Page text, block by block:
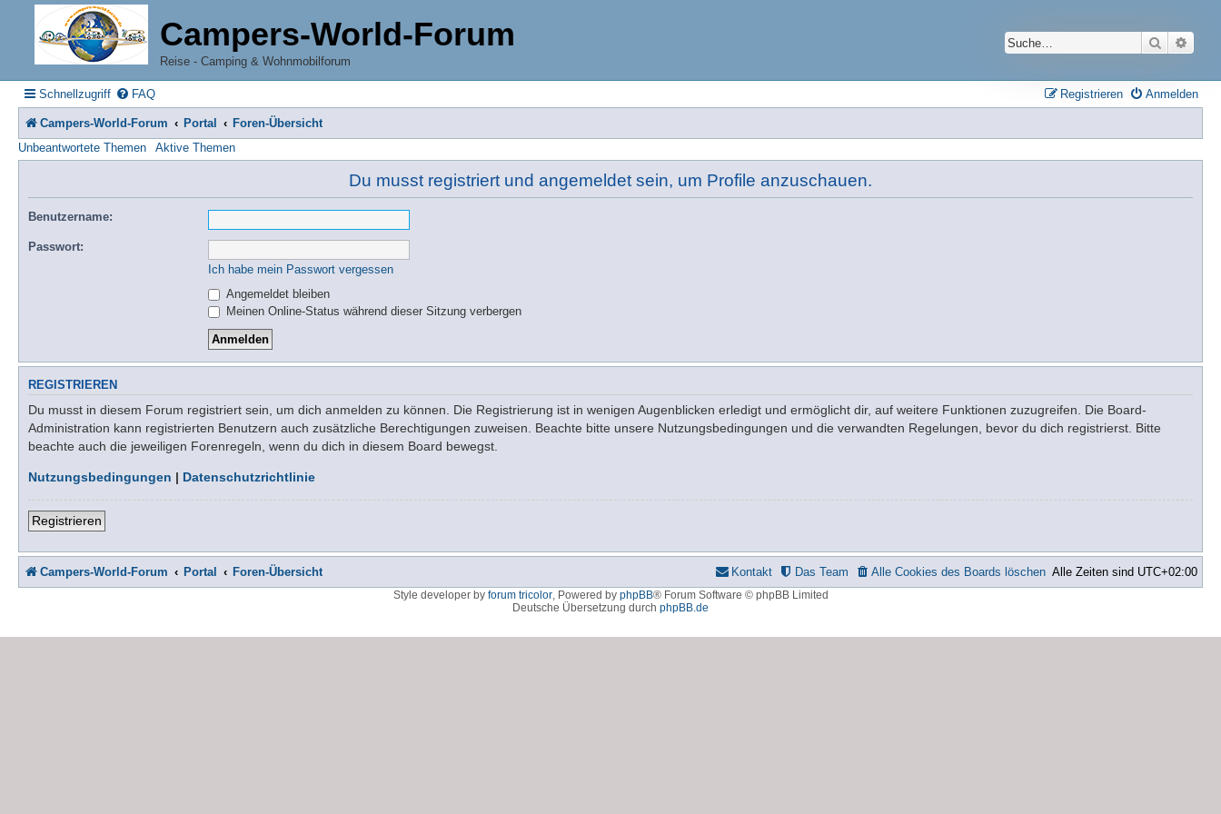
Campers-World-Forum
Reise - Camping & Wohnmobilforum
Suche
Schnellzugriff FAQ Anmelden
Registrieren
Campers-World-Forum Portal
Foren-Übersicht
Unbeantwortete Themen
Aktive Themen
Du musst registriert und angemeldet sein, um Profile anzuschauen.
Benutzername:
Passwort:
Ich habe mein Passwort vergessen
Angemeldet bleiben
Meinen Online-Status während dieser Sitzung verbergen
REGISTRIEREN
Du musst in diesem Forum registriert sein, um dich anmelden zu können. Die Registrierung ist in wenigen Augenblicken erledigt und ermöglicht dir, auf weitere Funktionen zuzugreifen. Die Board-
Administration kann registrierten Benutzern auch zusätzliche Berechtigungen zuweisen. Beachte bitte unsere Nutzungsbedingungen und die verwandten Regelungen, bevor du dich registrierst. Bitte
beachte auch die jeweiligen Forenregeln, wenn du dich in diesem Board bewegst.
Nutzungsbedingungen | Datenschutzrichtlinie
Registrieren
Campers-World-Forum Portal Foren-Übersicht Alle Zeiten sind UTC+02:00
Alle Cookies des Boards löschen
Das Team
Kontakt
Style developer by forum tricolor, Powered by phpBB® Forum Software © phpBB Limited
Deutsche Übersetzung durch phpBB.de